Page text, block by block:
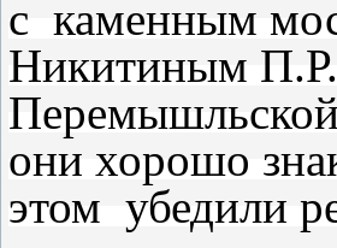
с каменным
Никитиным
они хорошо
этом убедили